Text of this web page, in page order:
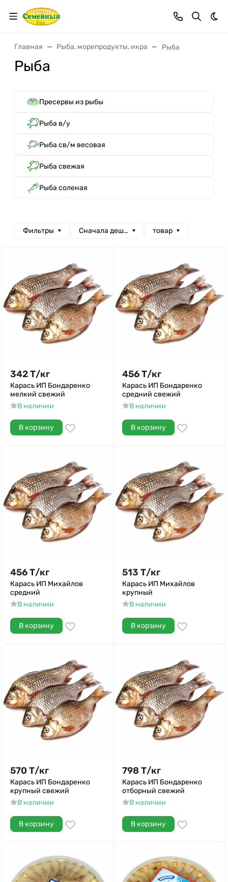
Главная Рыба, морепродукты, икра Рыба
Рыба
Пресервы из рыбы
Рыба в/у
Рыба св/м весовая
Рыба свежая
Рыба соленая
Фильтры Сначала дешевые товар
342Т/кг
Карась ИП Бондаренко
мелкий свежий
В наличии
В корзину
456Т/кг
Карась ИП Бондаренко
средний свежий
В наличии
В корзину
456Т/кг
Карась ИП Михайлов
средний
В наличии
В корзину
513 Т/кг
Карась ИП Михайлов
крупный
В наличии
В корзину
570 Т/кг
Карась ИП Бондаренко
крупный свежий
В наличии
В корзину
798 Т/кг
Карась ИП Бондаренко
отборный свежий
В наличии
В корзину